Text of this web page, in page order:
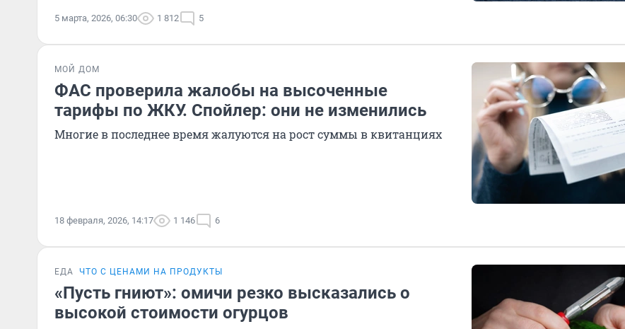
5 марта, 2026, 06:30 1 812 5
МОЙ ДОМ
ФАС проверила жалобы на высоченные
тарифы по ЖКУ. Спойлер: они не изменились
Многие в последнее время жалуются на рост суммы в квитанциях
18 февраля, 2026, 14:17 1 146 6
ЕДА ЧТО С ЦЕНАМИ НА ПРОДУКТЫ
«Пусть гниют»: омичи резко высказались о
высокой стоимости огурцов